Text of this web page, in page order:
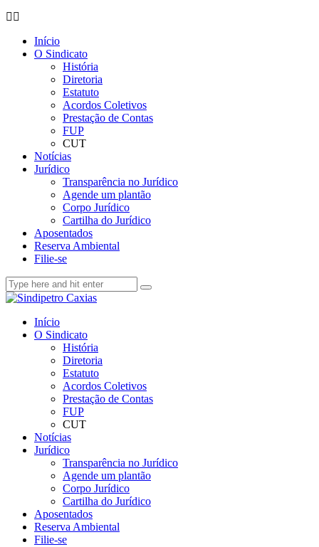
Início
O Sindicato
História
Diretoria
Estatuto
Acordos Coletivos
Prestação de Contas
FUP
CUT
Notícias
Jurídico
Transparência no Jurídico
Agende um plantão
Corpo Jurídico
Cartilha do Jurídico
Aposentados
Reserva Ambiental
Filie-se
Início
O Sindicato
História
Diretoria
Estatuto
Acordos Coletivos
Prestação de Contas
FUP
CUT
Notícias
Jurídico
Transparência no Jurídico
Agende um plantão
Corpo Jurídico
Cartilha do Jurídico
Aposentados
Reserva Ambiental
Filie-se